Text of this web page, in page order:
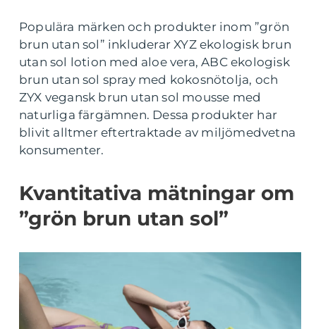
Populära märken och produkter inom ”grön
brun utan sol” inkluderar XYZ ekologisk brun
utan sol lotion med aloe vera, ABC ekologisk
brun utan sol spray med kokosnötolja, och
ZYX vegansk brun utan sol mousse med
naturliga färgämnen. Dessa produkter har
blivit alltmer eftertraktade av miljömedvetna
konsumenter.
Kvantitativa mätningar om
”grön brun utan sol”